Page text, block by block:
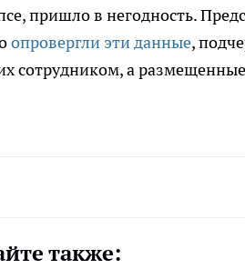
пришло в негодность.
опровергли эти данные,
сотрудником, а
также: